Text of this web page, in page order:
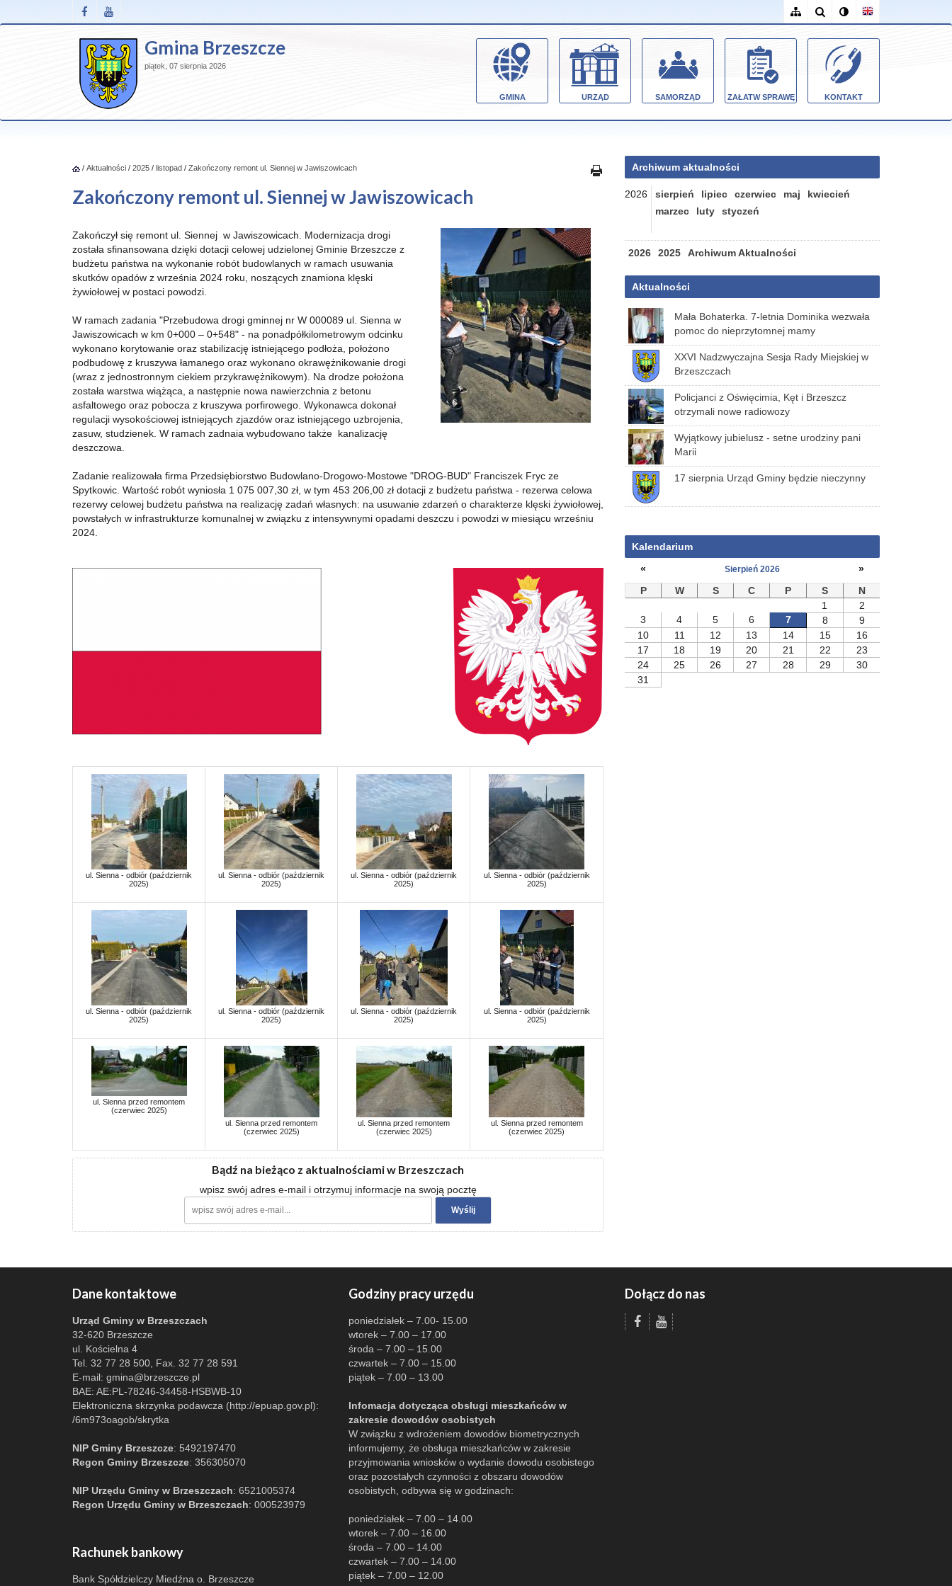
Gmina Brzeszcze
piątek, 07 sierpnia 2026
GMINA URZĄD SAMORZĄD ZAŁATW SPRAWĘ KONTAKT
/ Aktualności / 2025 / listopad / Zakończony remont ul. Siennej w Jawiszowicach
Zakończony remont ul. Siennej w Jawiszowicach
Zakończył się remont ul. Siennej w Jawiszowicach. Modernizacja drogi
została sfinansowana dzięki dotacji celowej udzielonej Gminie Brzeszcze z
budżetu państwa na wykonanie robót budowlanych w ramach usuwania
skutków opadów z września 2024 roku, noszących znamiona klęski
żywiołowej w postaci powodzi.
W ramach zadania "Przebudowa drogi gminnej nr W 000089 ul. Sienna w
Jawiszowicach w km 0+000 – 0+548" - na ponadpółkilometrowym odcinku
wykonano korytowanie oraz stabilizację istniejącego podłoża, położono
podbudowę z kruszywa łamanego oraz wykonano okrawężnikowanie drogi
(wraz z jednostronnym ciekiem przykrawężnikowym). Na drodze położona
została warstwa wiążąca, a następnie nowa nawierzchnia z betonu
asfaltowego oraz pobocza z kruszywa porfirowego. Wykonawca dokonał
regulacji wysokościowej istniejących zjazdów oraz istniejącego uzbrojenia,
zasuw, studzienek. W ramach zadnaia wybudowano także kanalizację
deszczowa.
Zadanie realizowała firma Przedsiębiorstwo Budowlano-Drogowo-Mostowe "DROG-BUD" Franciszek Fryc ze
Spytkowic. Wartość robót wyniosła 1 075 007,30 zł, w tym 453 206,00 zł dotacji z budżetu państwa - rezerwa celowa
rezerwy celowej budżetu państwa na realizację zadań własnych: na usuwanie zdarzeń o charakterze klęski żywiołowej,
powstałych w infrastrukturze komunalnej w związku z intensywnymi opadami deszczu i powodzi w miesiącu wrześniu
2024.
ul. Sienna - odbiór (październik
2025)
ul. Sienna - odbiór (październik
2025)
ul. Sienna - odbiór (październik
2025)
ul. Sienna - odbiór (październik
2025)
ul. Sienna - odbiór (październik
2025)
ul. Sienna - odbiór (październik
2025)
ul. Sienna - odbiór (październik
2025)
ul. Sienna - odbiór (październik
2025)
ul. Sienna przed remontem
(czerwiec 2025)
ul. Sienna przed remontem
(czerwiec 2025)
ul. Sienna przed remontem
(czerwiec 2025)
ul. Sienna przed remontem
(czerwiec 2025)
Bądź na bieżąco z aktualnościami w Brzeszczach
wpisz swój adres e-mail i otrzymuj informacje na swoją pocztę
Archiwum aktualności
2026 sierpień lipiec czerwiec maj
kwiecień
marzec
luty styczeń
2026 2025 Archiwum Aktualności
Aktualności
Mała Bohaterka. 7-letnia Dominika wezwała
pomoc do nieprzytomnej mamy
XXVI Nadzwyczajna Sesja Rady Miejskiej w
Brzeszczach
Policjanci z Oświęcimia, Kęt i Brzeszcz
otrzymali nowe radiowozy
Wyjątkowy jubielusz - setne urodziny pani
Marii
17 sierpnia Urząd Gminy będzie nieczynny
Kalendarium
«
Sierpień 2026
»
P
W S C P S
N
1
2
3
4 5 6 7 8
9
10
11 12 13 14 15
16
17
18 19 20 21 22
23
24
25 26 27 28 29
30
31
Dane kontaktowe
Urząd Gminy w Brzeszczach
32-620 Brzeszcze
ul. Kościelna 4
Tel. 32 77 28 500, Fax. 32 77 28 591
E-mail: gmina@brzeszcze.pl
BAE: AE:PL-78246-34458-HSBWB-10
Elektroniczna skrzynka podawcza (http://epuap.gov.pl):
/6m973oagob/skrytka
NIP Gminy Brzeszcze: 5492197470
Regon Gminy Brzeszcze: 356305070
NIP Urzędu Gminy w Brzeszczach: 6521005374
Regon Urzędu Gminy w Brzeszczach: 000523979
Rachunek bankowy
Bank Spółdzielczy Miedźna o. Brzeszcze
Godziny pracy urzędu
poniedziałek – 7.00- 15.00
wtorek – 7.00 – 17.00
środa – 7.00 – 15.00
czwartek – 7.00 – 15.00
piątek – 7.00 – 13.00
Infomacja dotycząca obsługi mieszkańców w
zakresie dowodów osobistych
W związku z wdrożeniem dowodów biometrycznych
informujemy, że obsługa mieszkańców w zakresie
przyjmowania wniosków o wydanie dowodu osobistego
oraz pozostałych czynności z obszaru dowodów
osobistych, odbywa się w godzinach:
poniedziałek – 7.00 – 14.00
wtorek – 7.00 – 16.00
środa – 7.00 – 14.00
czwartek – 7.00 – 14.00
piątek – 7.00 – 12.00
Dołącz do nas